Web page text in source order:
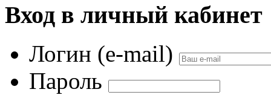
Вход в личный кабинет
Логин (e-mail)
Пароль